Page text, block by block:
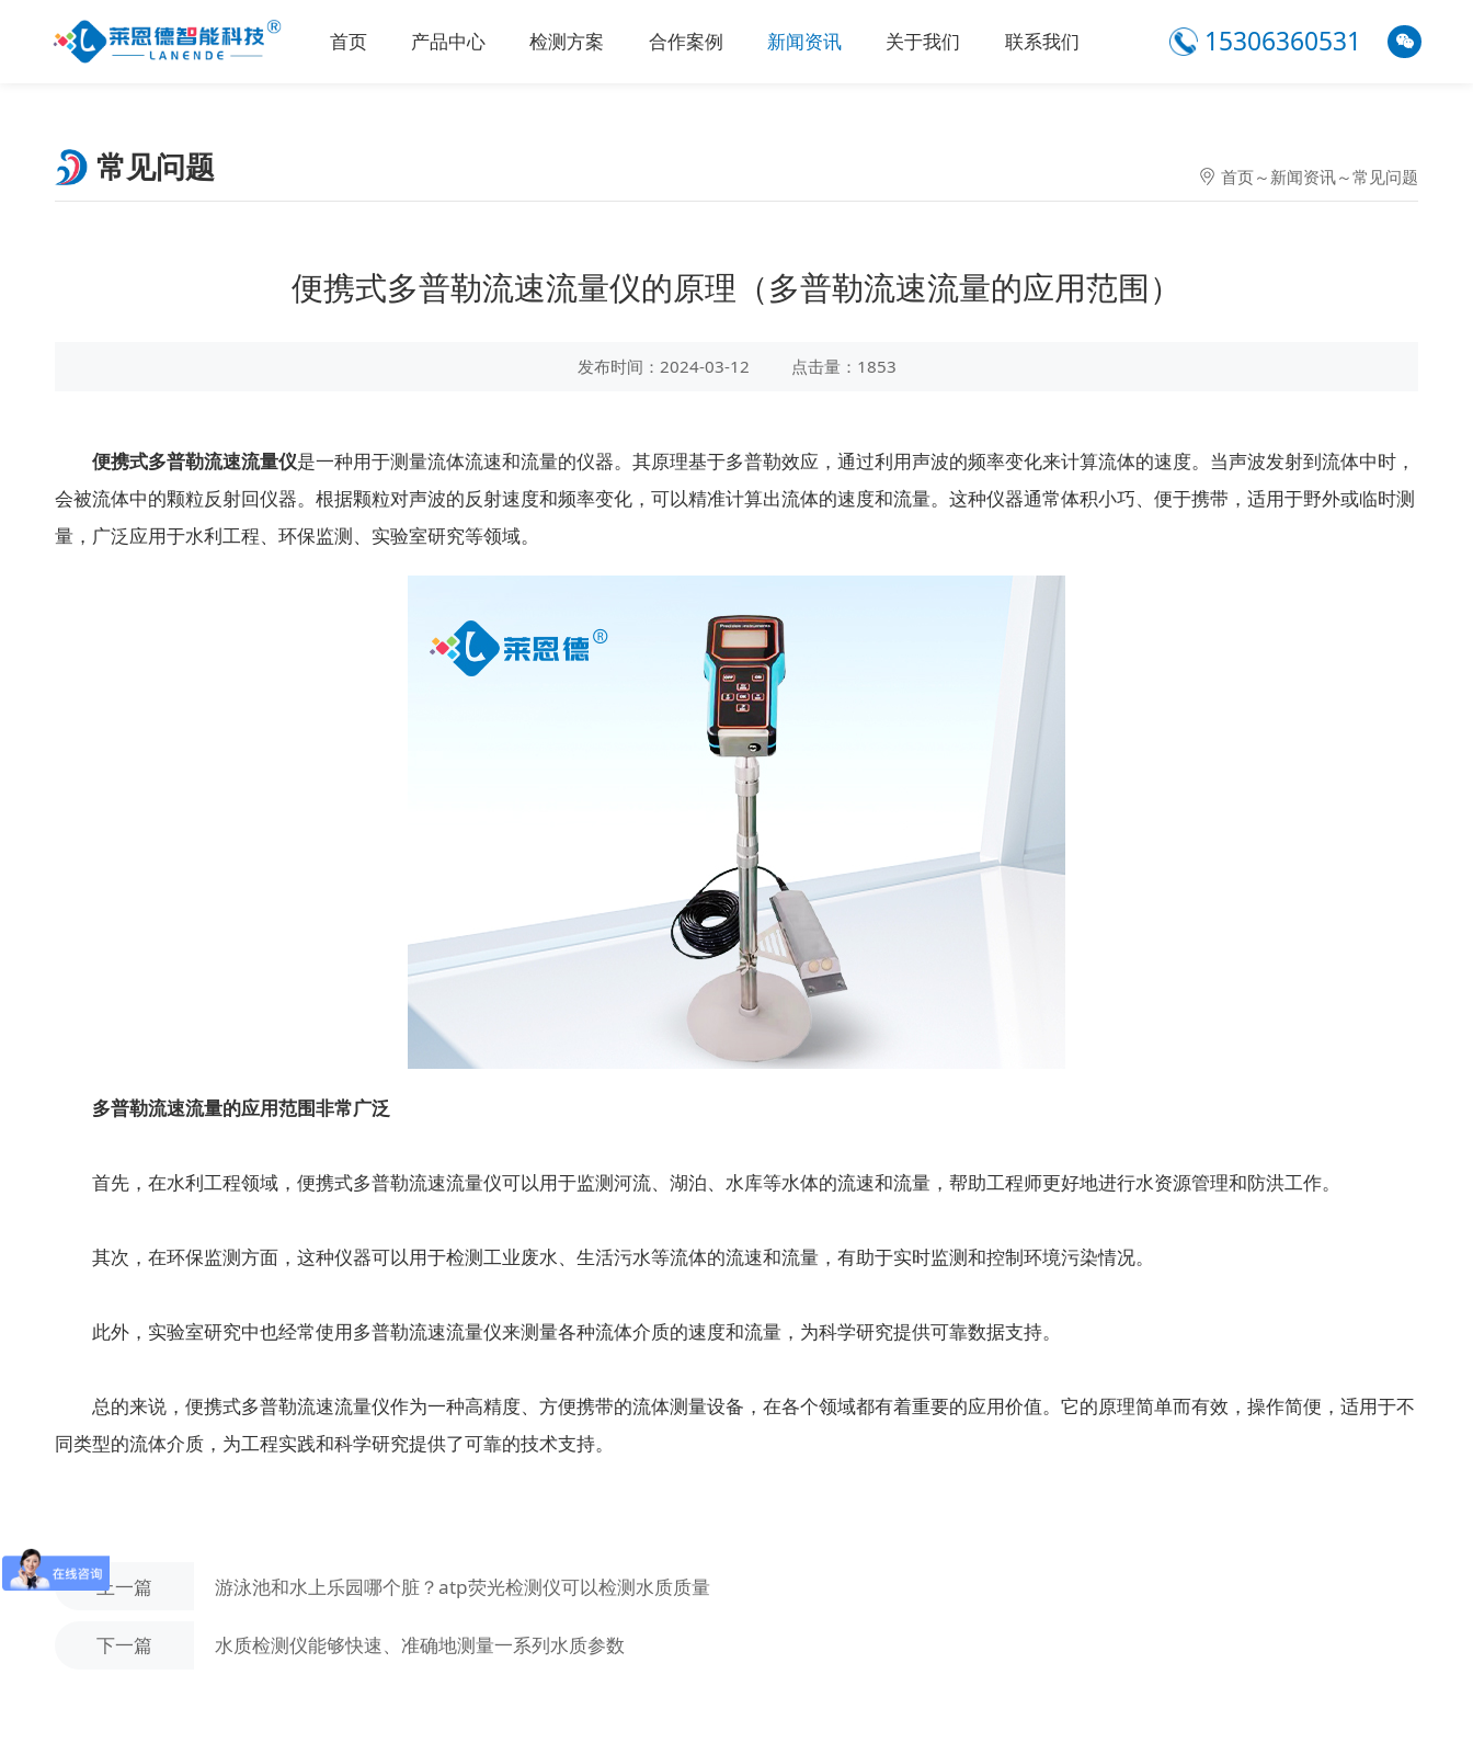
首页 产品中心 检测方案 合作案例 新闻资讯 关于我们 联系我们 15306360531
常见问题 首页～ 新闻资讯～常见问题
便携式多普勒流速流量仪的原理（多普勒流速流量的应用范围）
发布时间：2024-03-12 点击量：1853
便携式多普勒流速流量仪是一种用于测量流体流速和流量的仪器。其原理基于多普勒效应，通过利用声波的频率变化来计算流体的速度。当声波发射到流体中时，
会被流体中的颗粒反射回仪器。根据颗粒对声波的反射速度和频率变化，可以精准计算出流体的速度和流量。这种仪器通常体积小巧、便于携带，适用于野外或临时测
量，广泛应用于水利工程、环保监测、实验室研究等领域。
多普勒流速流量的应用范围非常广泛
首先，在水利工程领域，便携式多普勒流速流量仪可以用于监测河流、湖泊、水库等水体的流速和流量，帮助工程师更好地进行水资源管理和防洪工作。
其次，在环保监测方面，这种仪器可以用于检测工业废水、生活污水等流体的流速和流量，有助于实时监测和控制环境污染情况。
此外，实验室研究中也经常使用多普勒流速流量仪来测量各种流体介质的速度和流量，为科学研究提供可靠数据支持。
总的来说，便携式多普勒流速流量仪作为一种高精度、方便携带的流体测量设备，在各个领域都有着重要的应用价值。它的原理简单而有效，操作简便，适用于不
同类型的流体介质，为工程实践和科学研究提供了可靠的技术支持。
上一篇 游泳池和水上乐园哪个脏？atp荧光检测仪可以检测水质质量
下一篇 水质检测仪能够快速、准确地测量一系列水质参数